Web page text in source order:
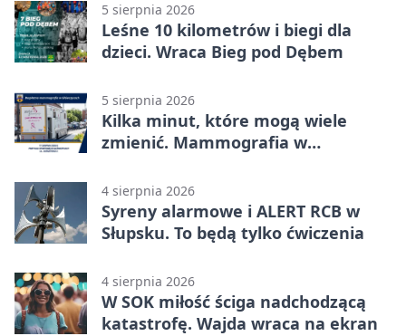
5 sierpnia 2026
Leśne 10 kilometrów i biegi dla
dzieci. Wraca Bieg pod Dębem
5 sierpnia 2026
Kilka minut, które mogą wiele
zmienić. Mammografia w
4 sierpnia 2026
Syreny alarmowe i ALERT RCB w
Słupsku. To będą tylko ćwiczenia
4 sierpnia 2026
W SOK miłość ściga nadchodzącą
katastrofę. Wajda wraca na ekran